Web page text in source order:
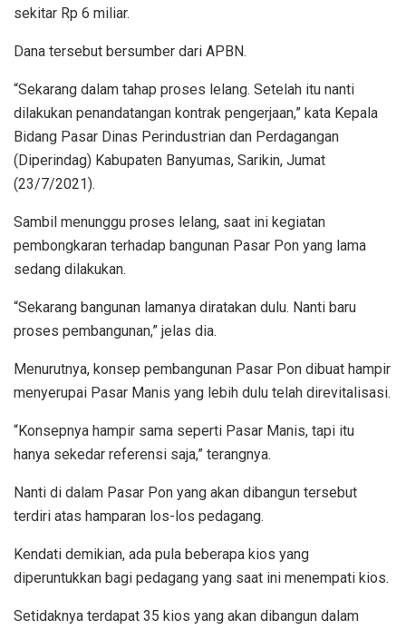
sekitar Rp 6 miliar.
Dana tersebut bersumber dari APBN.
“Sekarang dalam tahap proses lelang. Setelah itu nanti
dilakukan penandatangan kontrak pengerjaan,” kata Kepala
Bidang Pasar Dinas Perindustrian dan Perdagangan
(Diperindag) Kabupaten Banyumas, Sarikin, Jumat
(23/7/2021).
Sambil menunggu proses lelang, saat ini kegiatan
pembongkaran terhadap bangunan Pasar Pon yang lama
sedang dilakukan.
“Sekarang bangunan lamanya diratakan dulu. Nanti baru
proses pembangunan,” jelas dia.
Menurutnya, konsep pembangunan Pasar Pon dibuat hampir
menyerupai Pasar Manis yang lebih dulu telah direvitalisasi.
“Konsepnya hampir sama seperti Pasar Manis, tapi itu
hanya sekedar referensi saja,” terangnya.
Nanti di dalam Pasar Pon yang akan dibangun tersebut
terdiri atas hamparan los-los pedagang.
Kendati demikian, ada pula beberapa kios yang
diperuntukkan bagi pedagang yang saat ini menempati kios.
Setidaknya terdapat 35 kios yang akan dibangun dalam